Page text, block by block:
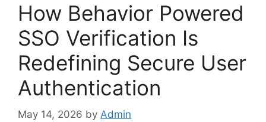
How Behavior Powered
SSO Verification Is
Redefining Secure User
Authentication
May 14, 2026 by Admin